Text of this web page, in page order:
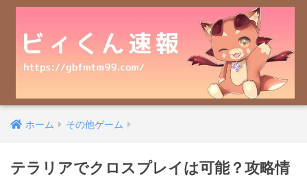
ホーム その他ゲーム
テラリアでクロスプレイは可能？攻略情